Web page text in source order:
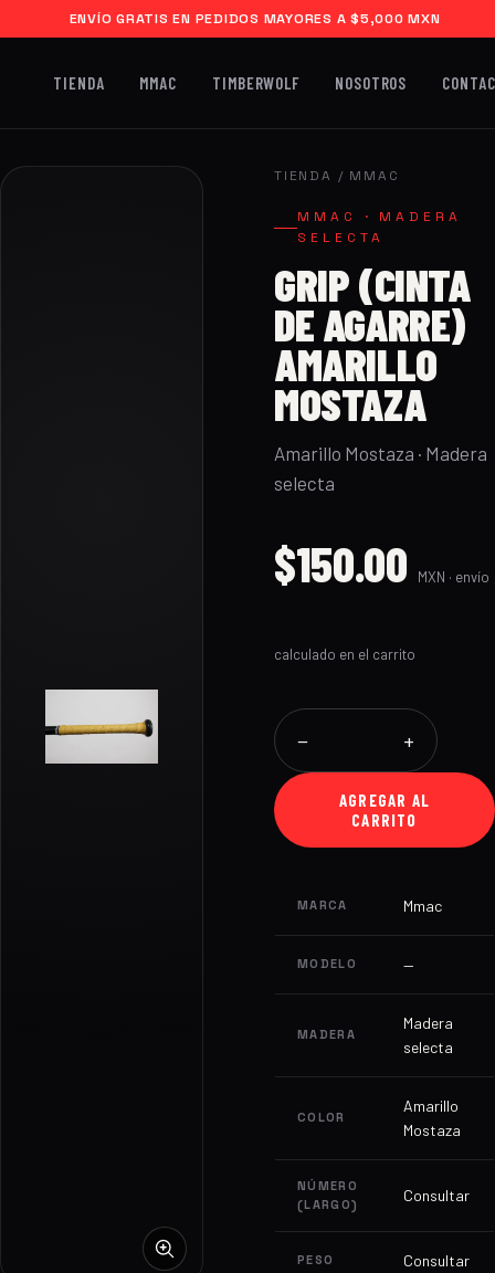
ENVÍO GRATIS EN PEDIDOS MAYORES A $5,000 MXN
TIENDA MMAC TIMBERWOLF NOSOTROS
TIENDA / MMAC
MMAC · MADERA
SELECTA
GRIP (CINTA
DE AGARRE)
AMARILLO
MOSTAZA
Amarillo Mostaza · Madera
selecta
$150.00 MXN · envío
calculado en el carrito
− +
AGREGAR AL
CARRITO
MARCA Mmac
MODELO —
MADERA
Madera
selecta
COLOR
Amarillo
Mostaza
NÚMERO
(LARGO)
Consultar
PESO Consultar